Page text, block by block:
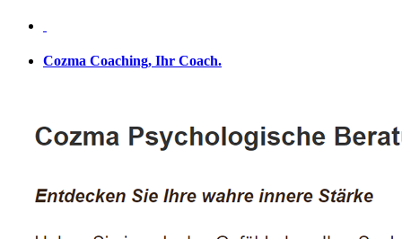
Cozma Coaching, Ihr Coach.